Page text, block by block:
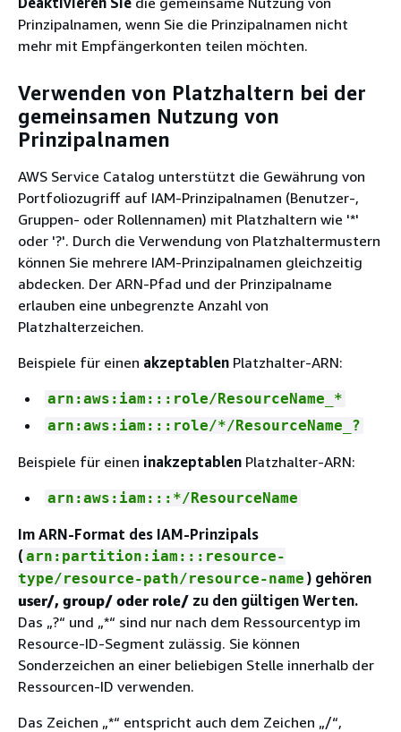
Prinzipalnamen, wenn Sie die Prinzipalnamen nicht
mehr mit Empfängerkonten teilen möchten.
Verwenden von Platzhaltern bei der
gemeinsamen Nutzung von
Prinzipalnamen
AWS Service Catalog unterstützt die Gewährung von
Portfoliozugriff auf IAM-Prinzipalnamen (Benutzer-,
Gruppen- oder Rollennamen) mit Platzhaltern wie '*'
oder '?'. Durch die Verwendung von Platzhaltermustern
können Sie mehrere IAM-Prinzipalnamen gleichzeitig
abdecken. Der ARN-Pfad und der Prinzipalname
erlauben eine unbegrenzte Anzahl von
Platzhalterzeichen.
Beispiele für einen akzeptablen Platzhalter-ARN:
arn:aws:iam:::role/ResourceName_*
arn:aws:iam:::role/*/ResourceName_?
Beispiele für einen inakzeptablen Platzhalter-ARN:
arn:aws:iam:::*/ResourceName
Im ARN-Format des IAM-Prinzipals
(arn:partition:iam:::resource-
type/resource-path/resource-name ) gehören
user/, group/ oder role/ zu den gültigen Werten.
Das „?“ und „*“ sind nur nach dem Ressourcentyp im
Resource-ID-Segment zulässig. Sie können
Sonderzeichen an einer beliebigen Stelle innerhalb der
Ressourcen-ID verwenden.
Das Zeichen „*“ entspricht auch dem Zeichen „/“,